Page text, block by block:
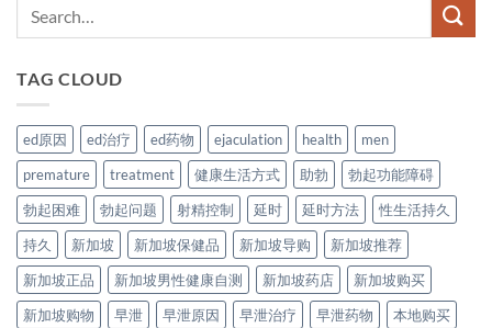
TAG CLOUD
ed原因 ed治疗 ed药物 ejaculation health
men
premature
treatment 健康生活方式 助勃
勃起功能障碍
勃起困难
勃起问题 射精控制 延时 延时方法
性生活持久
持久
新加坡 新加坡保健品 新加坡导购
新加坡推荐
新加坡正品
新加坡男性健康自测 新加坡药店
新加坡购买
新加坡购物
早泄 早泄原因 早泄治疗 早泄药物
本地购买